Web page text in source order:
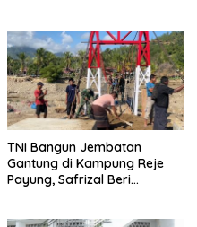
TNI Bangun Jembatan
Gantung di Kampung Reje
Payung, Safrizal Beri